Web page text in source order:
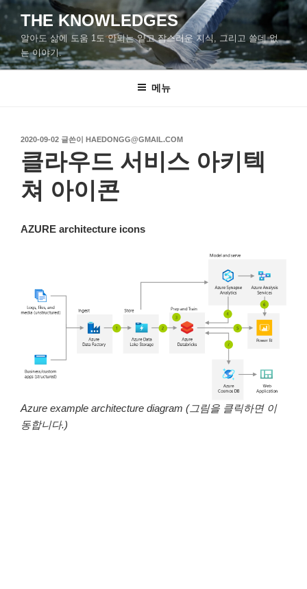
콘
츠
로
바
THE KNOWLEDGES
알아도 삶에 도움 1도 안되는 얕고 잡스러운 지식, 그리고 쓸데 없
는 이야기.
메뉴
작
성
일
자
2020-09-02 글쓴이 HAEDONGG@GMAIL.COM
클라우드 서비스 아키텍
쳐 아이콘
AZURE architecture icons
Azure example architecture diagram (그림을 클릭하면 이
동합니다.)